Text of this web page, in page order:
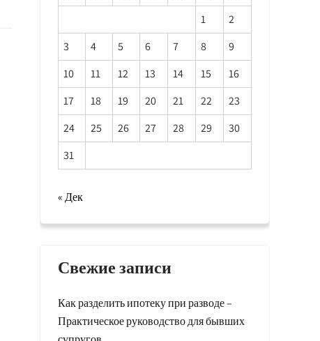
1
2
3
4 5 6 7 8
9
10
11 12 13 14 15
16
17
18 19 20 21 22
23
24
25 26 27 28 29
30
31
« Дек
Свежие записи
Как разделить ипотеку при разводе –
Практическое руководство для бывших